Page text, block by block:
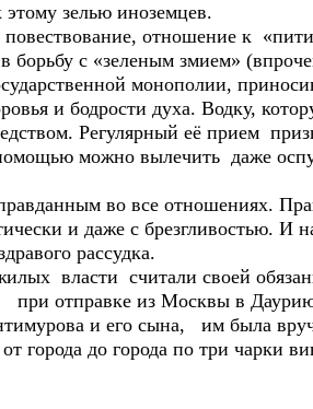
зелью иноземцев.
отношение к
борьбу с «зеленым змием»
монополии,
и бодрости духа. Водку,
Регулярный её прием
можно вылечить даже
во все отношениях.
и даже с брезгливостью. И
рассудка.
власти считали своей
отправке из Москвы в Даурию
и его сына, им была
города до города по три чарки